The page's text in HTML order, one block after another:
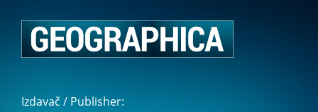
Izdavač / Publisher: